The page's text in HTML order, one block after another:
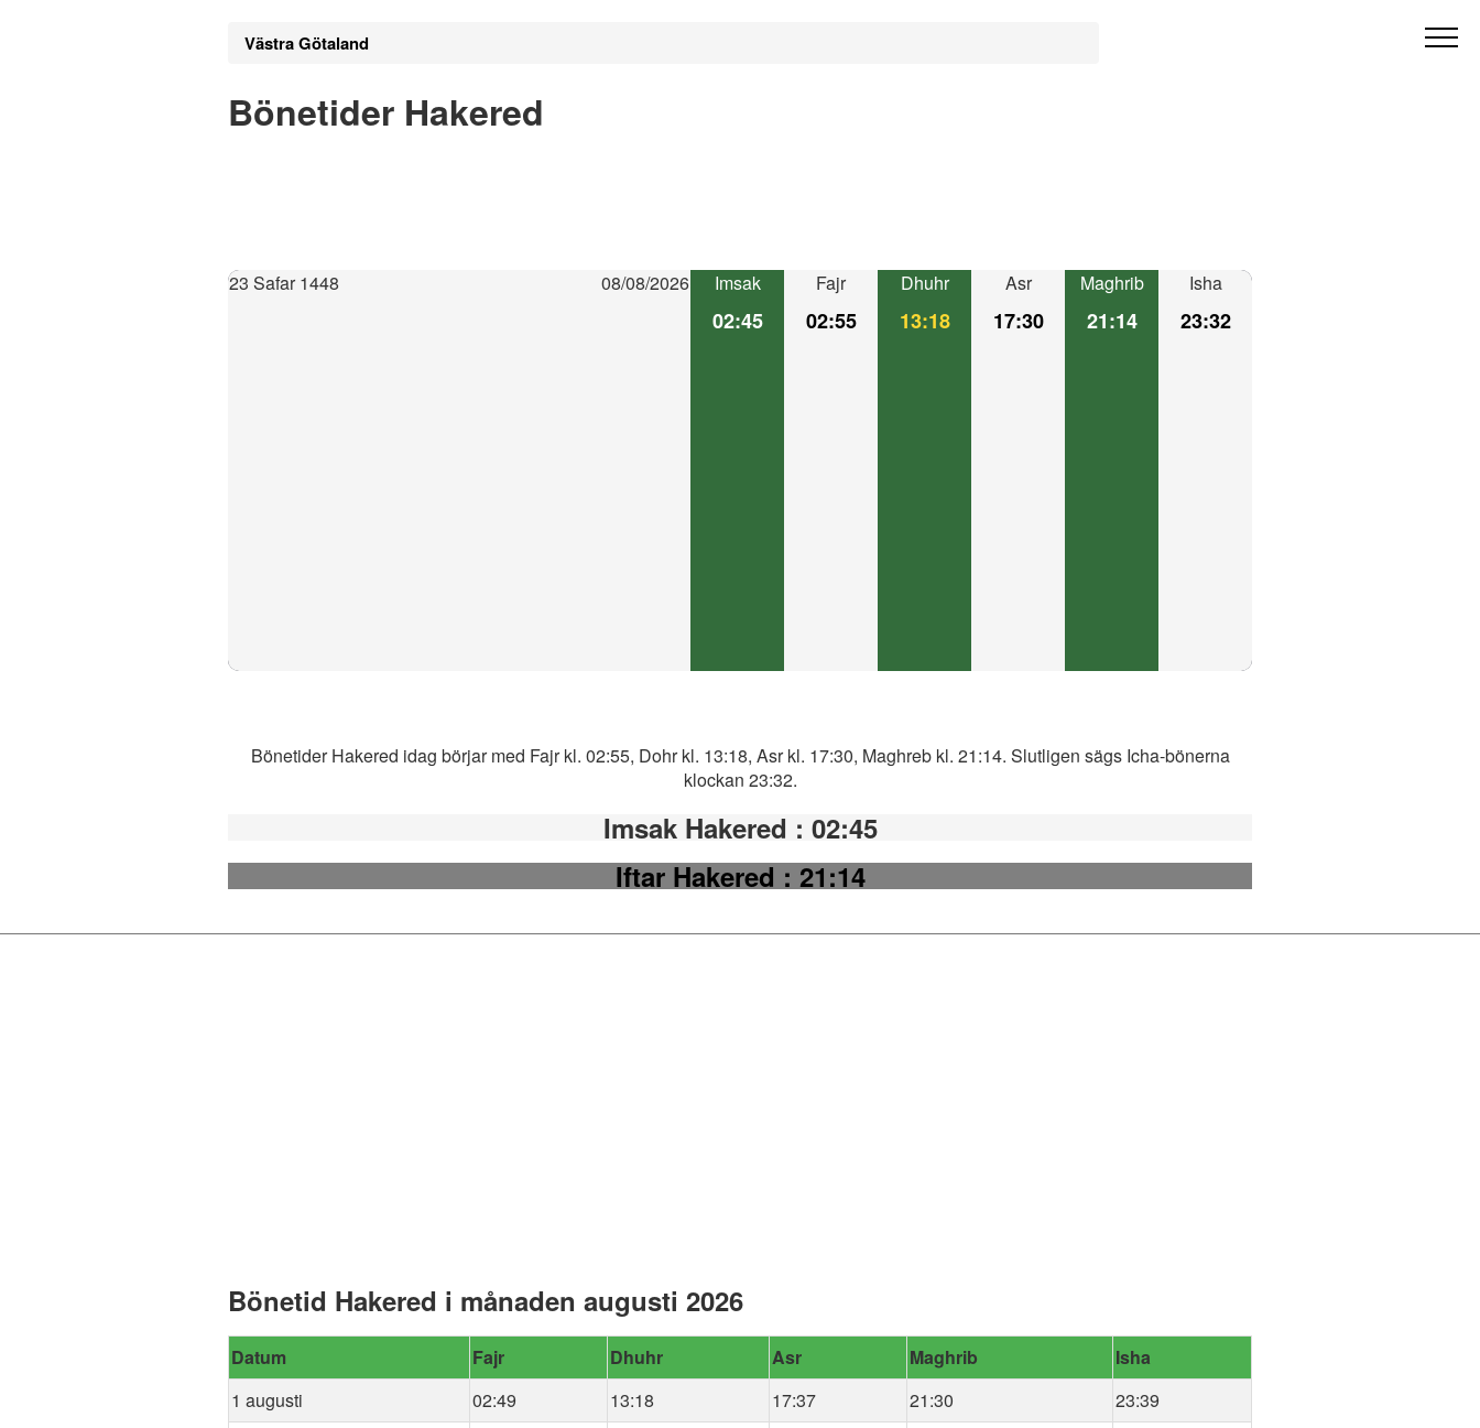
Västra Götaland
Bönetider Hakered
23 Safar 1448 08/08/2026 Imsak
02:45
Fajr
02:55
Dhuhr
13:18
Asr
17:30
Maghrib
21:14
Isha
23:32
Bönetider Hakered idag börjar med Fajr kl. 02:55, Dohr kl. 13:18, Asr kl. 17:30, Maghreb kl. 21:14. Slutligen sägs Icha-bönerna
klockan 23:32.
Imsak Hakered : 02:45
Iftar Hakered: 21:14
Bönetid Hakered i månaden augusti 2026
Datum Fajr Dhuhr Asr Maghrib
Isha
1 augusti
02:49 13:18 17:37 21:30
23:39